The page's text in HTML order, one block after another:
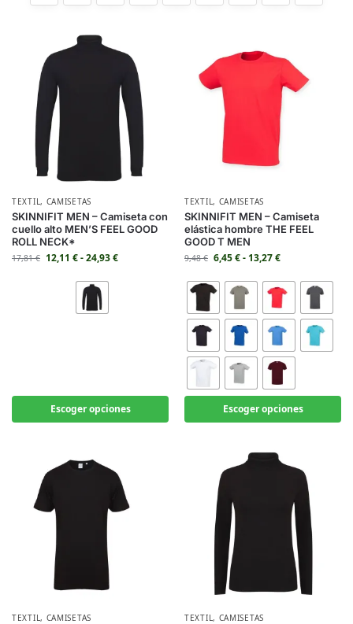
TEXTIL, CAMISETAS
SKINNIFIT MEN – Camiseta con
cuello alto MEN’S FEEL GOOD
ROLL NECK*
17,81€ 12,11 €-24,93€
Escoger opciones
TEXTIL, CAMISETAS
SKINNIFIT MEN – Camiseta
elástica hombre THE FEEL
GOOD T MEN
9,48€ 6,45€- 13,27€
Escoger opciones
TEXTIL, CAMISETAS TEXTIL, CAMISETAS